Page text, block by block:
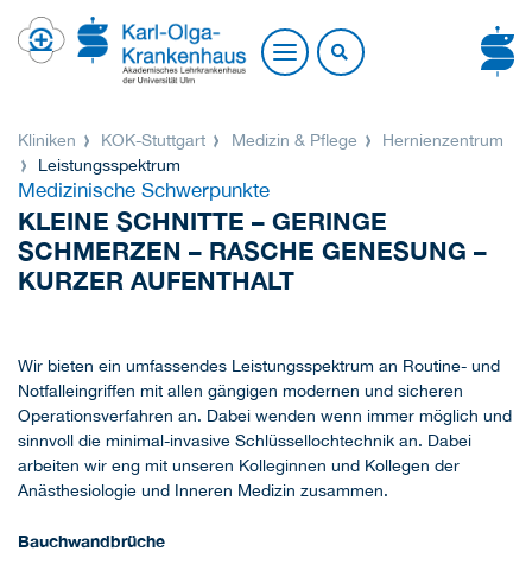
Kliniken KOK-Stuttgart Medizin & Pflege
Hernienzentrum
Leistungsspektrum
Medizinische Schwerpunkte
KLEINE SCHNITTE – GERINGE
SCHMERZEN – RASCHE GENESUNG –
KURZER AUFENTHALT
Wir bieten ein umfassendes Leistungsspektrum an Routine- und
Notfalleingriffen mit allen gängigen modernen und sicheren
Operationsverfahren an. Dabei wenden wenn immer möglich und
sinnvoll die minimal-invasive Schlüssellochtechnik an. Dabei
arbeiten wir eng mit unseren Kolleginnen und Kollegen der
Anästhesiologie und Inneren Medizin zusammen.
Bauchwandbrüche